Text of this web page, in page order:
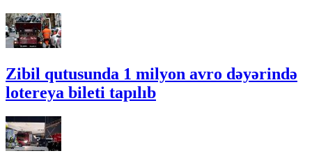
Zibil qutusunda 1 milyon avro dəyərində
lotereya bileti tapılıb